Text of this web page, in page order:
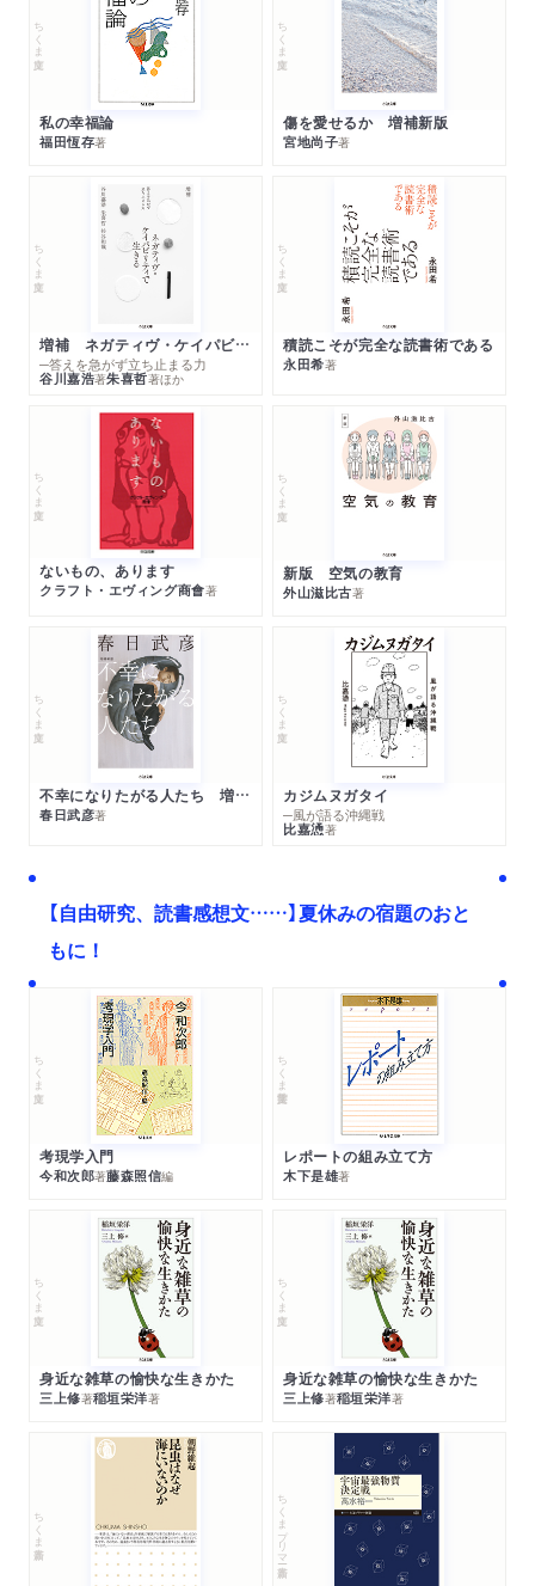
ちくま文庫
私の幸福論
福田恆存著
ちくま文庫
傷を愛せるか 増補新版
宮地尚子著
ちくま文庫
増補 ネガティヴ・ケイパビリティで生きる
─答えを急がず立ち止まる力
谷川嘉浩著朱喜哲著ほか
ちくま文庫
積読こそが完全な読書術である
永田希著
ちくま文庫
ないもの、あります
クラフト・エヴィング商會著
ちくま文庫
新版 空気の教育
外山滋比古著
ちくま文庫
不幸になりたがる人たち 増補新版
春日武彦著
ちくま文庫
カジムヌガタイ
─風が語る沖縄戦
比嘉慂著
【自由研究、読書感想文……】夏休みの宿題のおと
もに！
ちくま文庫
考現学入門
今和次郎著藤森照信編
ちくま学芸文庫
レポートの組み立て方
木下是雄著
ちくま文庫
身近な雑草の愉快な生きかた
三上修著稲垣栄洋著
ちくま文庫
身近な雑草の愉快な生きかた
三上修著稲垣栄洋著
ちくま新書 ちくまプリマー新書